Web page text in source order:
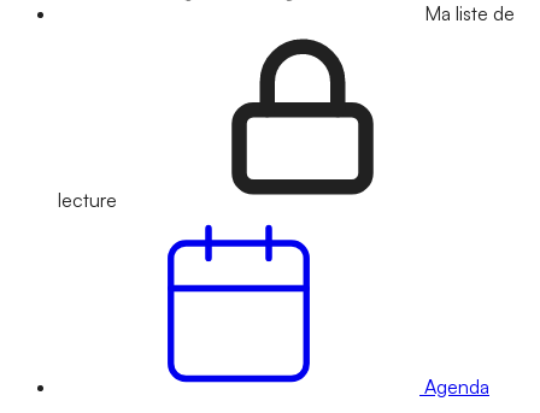
Ma liste de
lecture
Agenda